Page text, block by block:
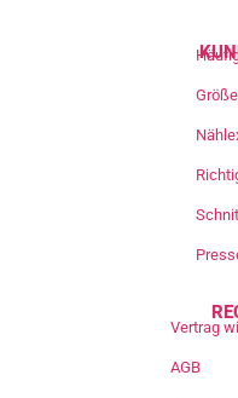
Vertrag
AGB